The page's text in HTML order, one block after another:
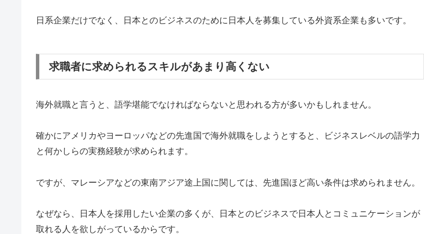
日系企業だけでなく、日本とのビジネスのために日本人を募集している外資系企業も多いです。
求職者に求められるスキルがあまり高くない
海外就職と言うと、語学堪能でなければならないと思われる方が多いかもしれません。
確かにアメリカやヨーロッパなどの先進国で海外就職をしようとすると、ビジネスレベルの語学力
と何かしらの実務経験が求められます。
ですが、マレーシアなどの東南アジア途上国に関しては、先進国ほど高い条件は求められません。
なぜなら、日本人を採用したい企業の多くが、日本とのビジネスで日本人とコミュニケーションが
取れる人を欲しがっているからです。